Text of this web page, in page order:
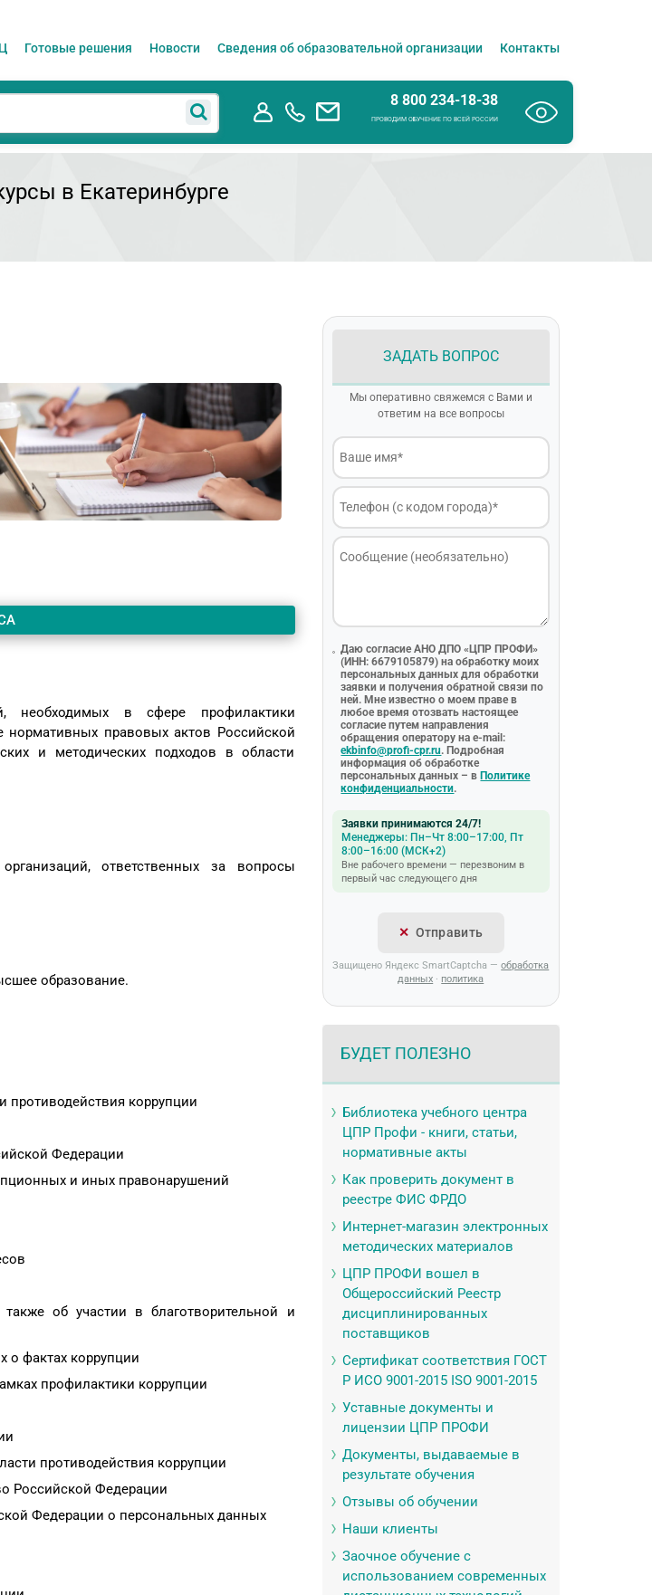
Готовые решения Новости Сведения об образовательной организации Контакты
8 800 234-18-38
ПРОВОДИМ ОБУЧЕНИЕ ПО ВСЕЙ РОССИИ
в Екатеринбурге
необходимых в сфере профилактики
правовых актов Российской
и методических подходов в области
ответственных за вопросы
образование.
противодействия коррупции
Федерации
и иных правонарушений
об участии в благотворительной и
о фактах коррупции
профилактики коррупции
противодействия коррупции
Российской Федерации
Федерации о персональных данных
ЗАДАТЬ ВОПРОС
Мы оперативно свяжемся с Вами и
ответим на все вопросы
Даю согласие АНО ДПО «ЦПР ПРОФИ»
(ИНН: 6679105879) на обработку моих
персональных данных для обработки
заявки и получения обратной связи по
ней. Мне известно о моем праве в
любое время отозвать настоящее
согласие путем направления
обращения оператору на e-mail:
ekbinfo@profi-cpr.ru. Подробная
информация об обработке
персональных данных – в Политике
конфиденциальности.
Заявки принимаются 24/7!
Менеджеры: Пн–Чт 8:00–17:00, Пт
8:00–16:00 (МСК+2)
Вне рабочего времени — перезвоним в
первый час следующего дня
Отправить
Защищено Яндекс SmartCaptcha —обработка
данных · политика
БУДЕТ ПОЛЕЗНО
Библиотека учебного центра
ЦПР Профи - книги, статьи,
нормативные акты
Как проверить документ в
реестре ФИС ФРДО
Интернет-магазин электронных
методических материалов
ЦПР ПРОФИ вошел в
Общероссийский Реестр
дисциплинированных
поставщиков
Сертификат соответствия ГОСТ
Р ИСО 9001-2015 ISO 9001-2015
Уставные документы и
лицензии ЦПР ПРОФИ
Документы, выдаваемые в
результате обучения
Отзывы об обучении
Наши клиенты
Заочное обучение с
использованием современных